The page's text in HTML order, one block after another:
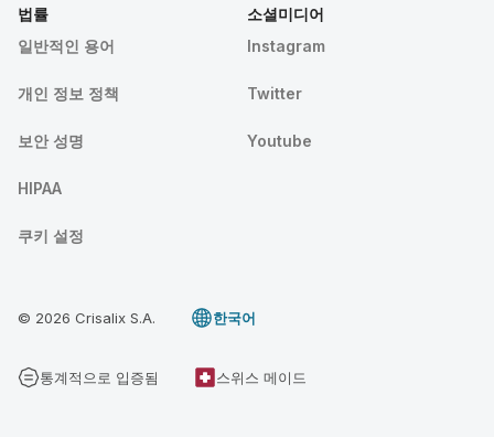
법률
일반적인 용어
개인 정보 정책
보안 성명
HIPAA
쿠키 설정
소셜미디어
Instagram
Twitter
Youtube
© 2026 Crisalix S.A. 한국어
통계적으로 입증됨 스위스 메이드